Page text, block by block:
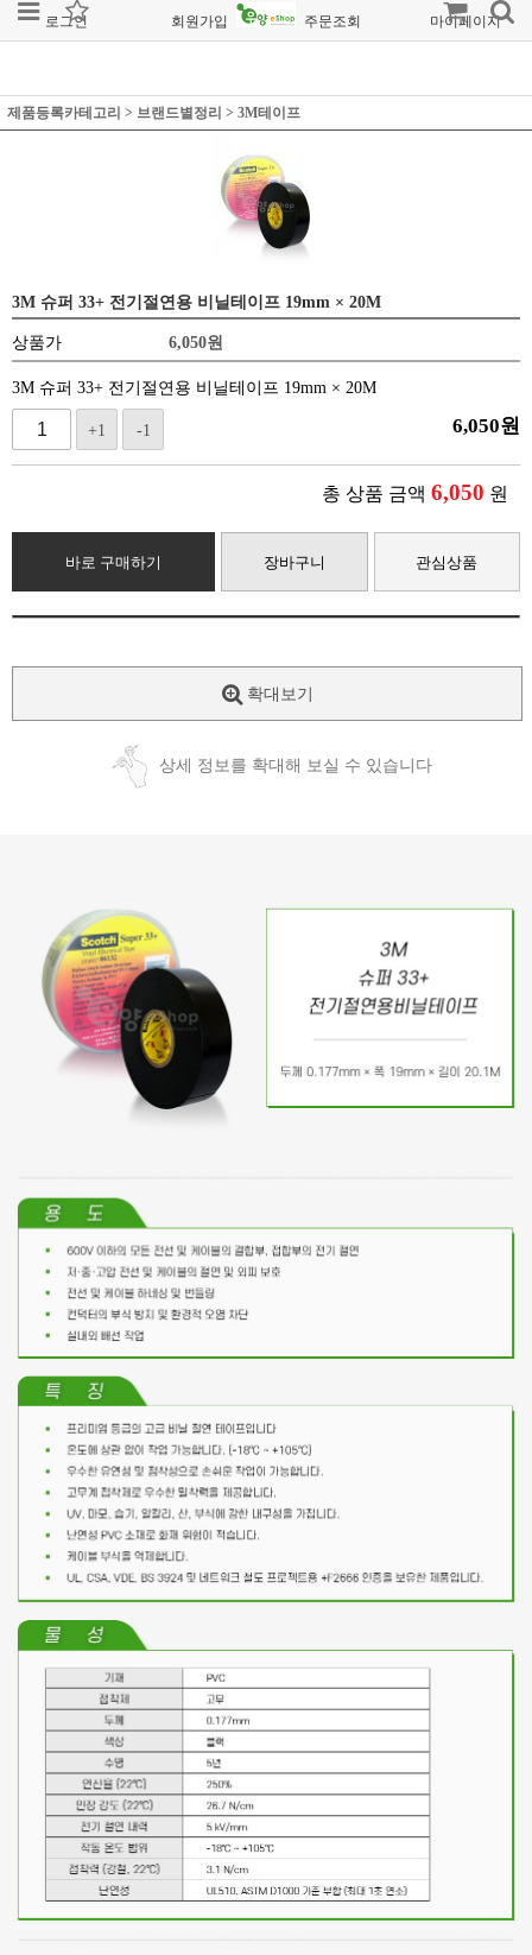
로그인 회원가입 주문조회 마이페이지
제품등록카테고리 > 브랜드별정리 > 3M테이프
3M 슈퍼 33+ 전기절연용 비닐테이프 19mm × 20M
상품가 6,050원
3M 슈퍼 33+ 전기절연용 비닐테이프 19mm × 20M
+1 -1 6,050원
총 상품 금액 6,050 원
바로 구매하기 장바구니 관심상품
확대보기
상세 정보를 확대해 보실 수 있습니다